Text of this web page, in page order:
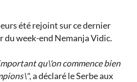
été rejoint sur ce dernier
du week-end Nemanja Vidic.
qu\'on commence bien
, a déclaré le Serbe aux